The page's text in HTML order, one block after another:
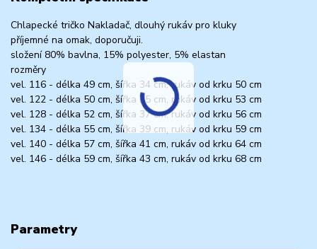
Chlapecké tričko Nakladač, dlouhý rukáv pro kluky
příjemné na omak, doporučuji.
složení 80% bavlna, 15% polyester, 5% elastan
rozměry
vel. 116 - délka 49 cm, šířka 34 cm, rukáv od krku 50 cm
vel. 122 - délka 50 cm, šířka 35 cm, rukáv od krku 53 cm
vel. 128 - délka 52 cm, šířka 37 cm, rukáv od krku 56 cm
vel. 134 - délka 55 cm, šířka 39 cm, rukáv od krku 59 cm
vel. 140 - délka 57 cm, šířka 41 cm, rukáv od krku 64 cm
vel. 146 - délka 59 cm, šířka 43 cm, rukáv od krku 68 cm
Parametry